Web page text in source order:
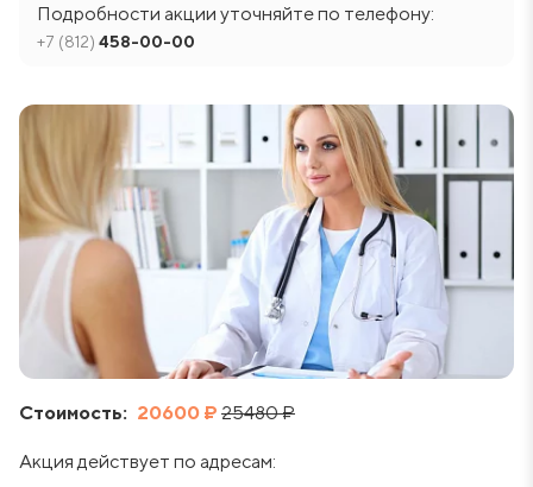
Подробности акции уточняйте по телефону:
+7 (812) 458-00-00
Стоимость: 20600 ₽ 25480 ₽
Акция действует по адресам: